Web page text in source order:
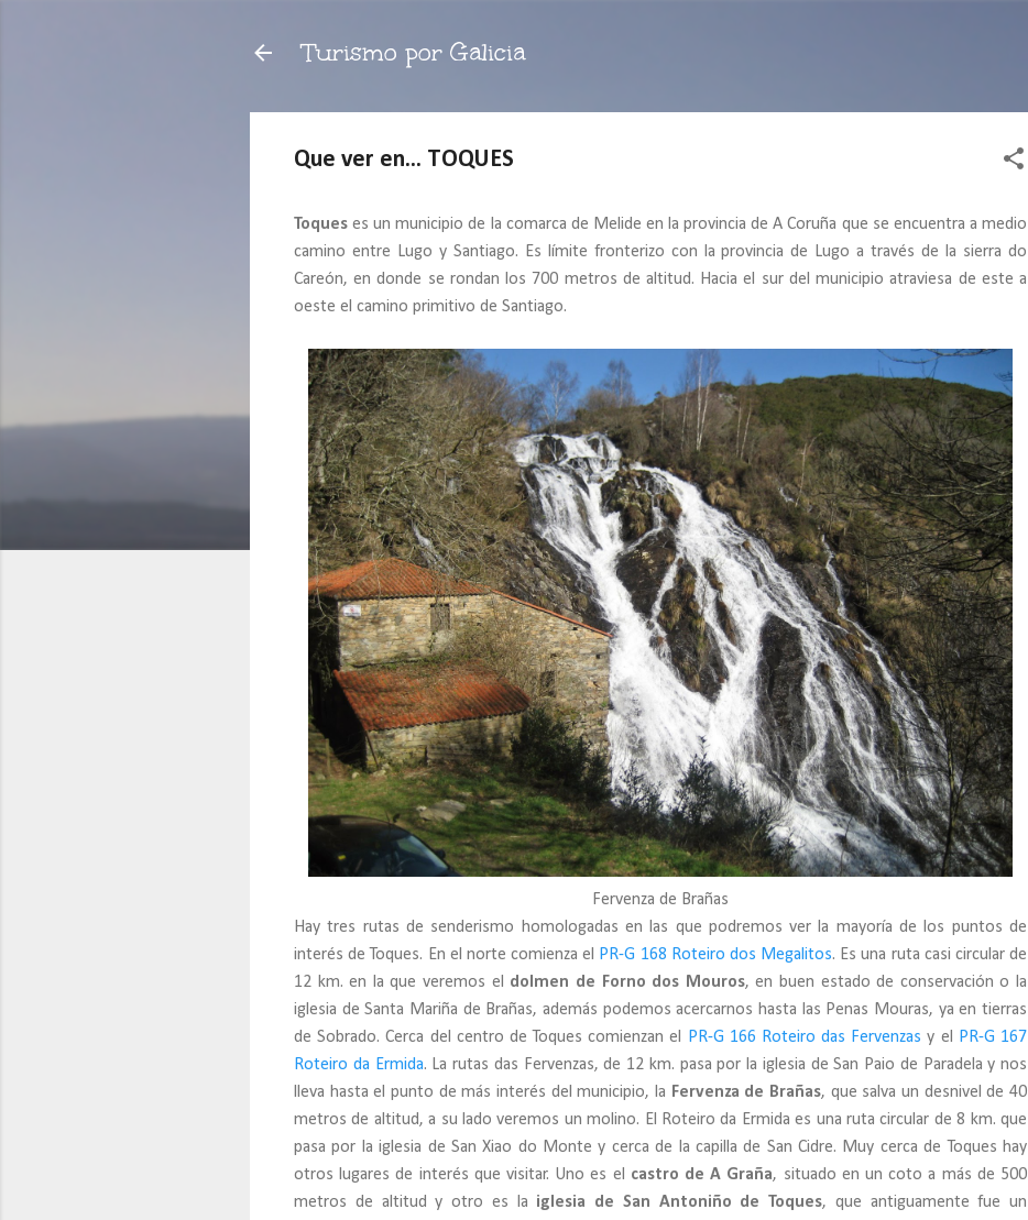
Turismo por Galicia
Que ver en... TOQUES
Toques es un municipio de la comarca de Melide en la provincia de A Coruña que se encuentra a medio
camino entre Lugo y Santiago. Es límite fronterizo con la provincia de Lugo a través de la sierra do
Careón, en donde se rondan los 700 metros de altitud. Hacia el sur del municipio atraviesa de este a
oeste el camino primitivo de Santiago.
Fervenza de Brañas
Hay tres rutas de senderismo homologadas en las que podremos ver la mayoría de los puntos de
interés de Toques. En el norte comienza el
PR-G 168 Roteiro dos Megalitos. Es una ruta casi circular de
12 km. en la que veremos el dolmen de Forno dos Mouros, en buen estado de conservación o la
iglesia de Santa Mariña de Brañas, además podemos acercarnos hasta las Penas Mouras, ya en tierras
de Sobrado. Cerca del centro de Toques comienzan el
PR-G 166 Roteiro das Fervenzas y el
PR-G 167
Roteiro da Ermida. La rutas das Fervenzas, de 12 km. pasa por la iglesia de San Paio de Paradela y nos
lleva hasta el punto de más interés del municipio, la Fervenza de Brañas, que salva un desnivel de 40
metros de altitud, a su lado veremos un molino. El Roteiro da Ermida es una ruta circular de 8 km. que
pasa por la iglesia de San Xiao do Monte y cerca de la capilla de San Cidre. Muy cerca de Toques hay
otros lugares de interés que visitar. Uno es el castro de A Graña, situado en un coto a más de 500
metros de altitud y otro es la iglesia de San Antoniño de Toques, que antiguamente fue un